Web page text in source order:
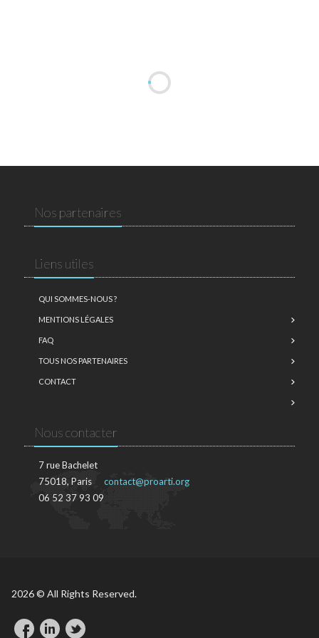
Nos partenaires
Liens utiles
QUI SOMMES-NOUS ?
MENTIONS LÉGALES
FAQ
TOUS NOS PARTENAIRES
CONTACT
Nous contacter
7 rue Bachelet
75018, Paris
06 52 37 93 09
contact@proarti.org
2026 © All Rights Reserved.